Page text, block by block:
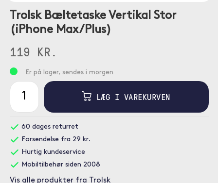
Trolsk Bæltetaske Vertikal Stor
(iPhone Max/Plus)
119 KR.
Er på lager, sendes i morgen
LÆG I VAREKURVEN
60 dages returret
Forsendelse fra 29 kr.
Hurtig kundeservice
Mobiltilbehør siden 2008
Vis alle produkter fra Trolsk